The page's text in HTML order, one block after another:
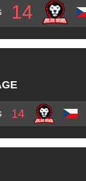
14
14